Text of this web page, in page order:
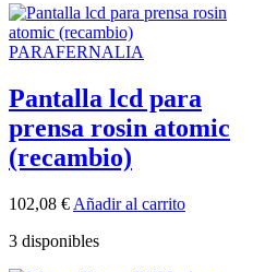
PARAFERNALIA
Pantalla lcd para
prensa rosin atomic
(recambio)
102,08 € Añadir al carrito
3 disponibles